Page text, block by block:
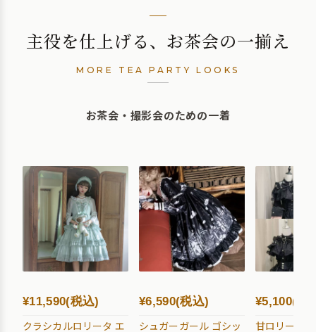
主役を仕上げる、お茶会の一揃え
MORE TEA PARTY LOOKS
お茶会・撮影会のための一着
¥11,590(税込)
クラシカルロリータ エ
¥6,590(税込)
シュガーガール ゴシッ
¥5,100(税
甘ロリータ